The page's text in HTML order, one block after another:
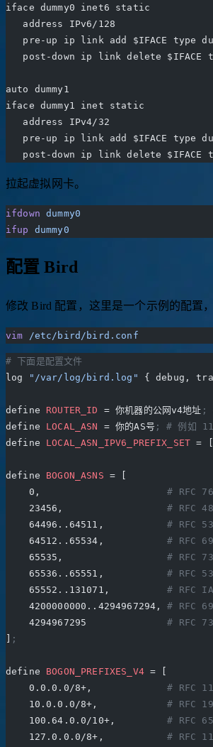
iface dummy0 inet6 static
   address IPv6/128
pre-up ip link add $IFACE type
post-down ip link delete $IFACE
auto dummy1
iface dummy1 inet static
   address IPv4/32
pre-up ip link add $IFACE type
post-down ip link delete $IFACE
拉起虚拟网卡。
ifdown dummy0
ifup
dummy0
配置 Bird
修改 Bird 配置，这里是一个示例的配置
vim /etc/bird/bird.conf
# 下面是配置文件
log
"/var/log/bird.log" { debug,
define ROUTER_ID = 你机器的公网v4地址 ;
define LOCAL_ASN = 你的AS号 ; # 例如
define LOCAL_ASN_IPV6_PREFIX_SET = [
define BOGON_ASNS = [
    0,
# RFC
    23456,
# RFC
    64496..64511,
# RFC
    64512..65534,
# RFC
    65535,
# RFC
    65536..65551,
# RFC
    65552..131071,
# RFC
    4200000000..4294967294,
# RFC
    4294967295
# RFC
;
define BOGON_PREFIXES_V4 = [
    0.0.0.0/8+,
# RFC
    10.0.0.0/8+,
# RFC
    100.64.0.0/10+,
# RFC
    127.0.0.0/8+,
# RFC